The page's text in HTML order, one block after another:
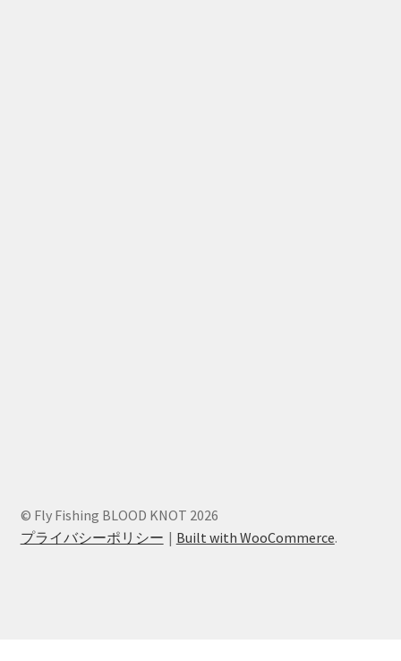
© Fly Fishing BLOOD KNOT 2026
プライバシーポリシー
Built with WooCommerce.